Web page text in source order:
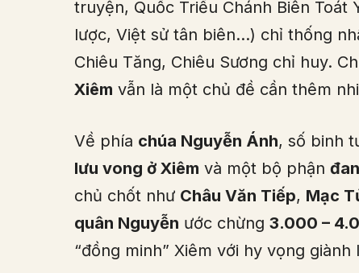
truyện, Quốc Triều Chánh Biên
lược, Việt sử tân biên…) chỉ thống
Chiêu Tăng, Chiêu Sương chỉ huy.
Xiêm vẫn là một chủ đề cần thêm
Về phía chúa Nguyễn Ánh, số binh
lưu vong ở Xiêm và một bộ phận
chủ chốt như Châu Văn Tiếp, Mạc
quân Nguyễn ước chừng 3.000 –
“đồng minh” Xiêm với hy vọng